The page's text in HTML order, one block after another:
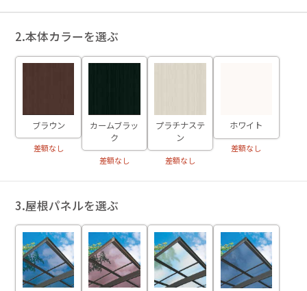
2.本体カラーを選ぶ
ブラウン
差額なし
カームブラッ
ク
差額なし
プラチナステ
ン
差額なし
ホワイト
差額なし
3.屋根パネルを選ぶ